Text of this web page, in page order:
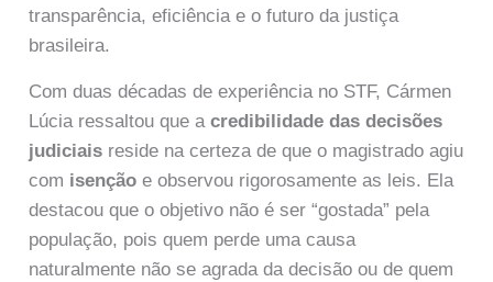
transparência, eficiência e o futuro da justiça
brasileira.
Com duas décadas de experiência no STF, Cármen
Lúcia ressaltou que acredibilidade das decisões
judiciais reside na certeza de que o magistrado agiu
com isenção e observou rigorosamente as leis. Ela
destacou que o objetivo não é ser “gostada” pela
população, pois quem perde uma causa
naturalmente não se agrada da decisão ou de quem